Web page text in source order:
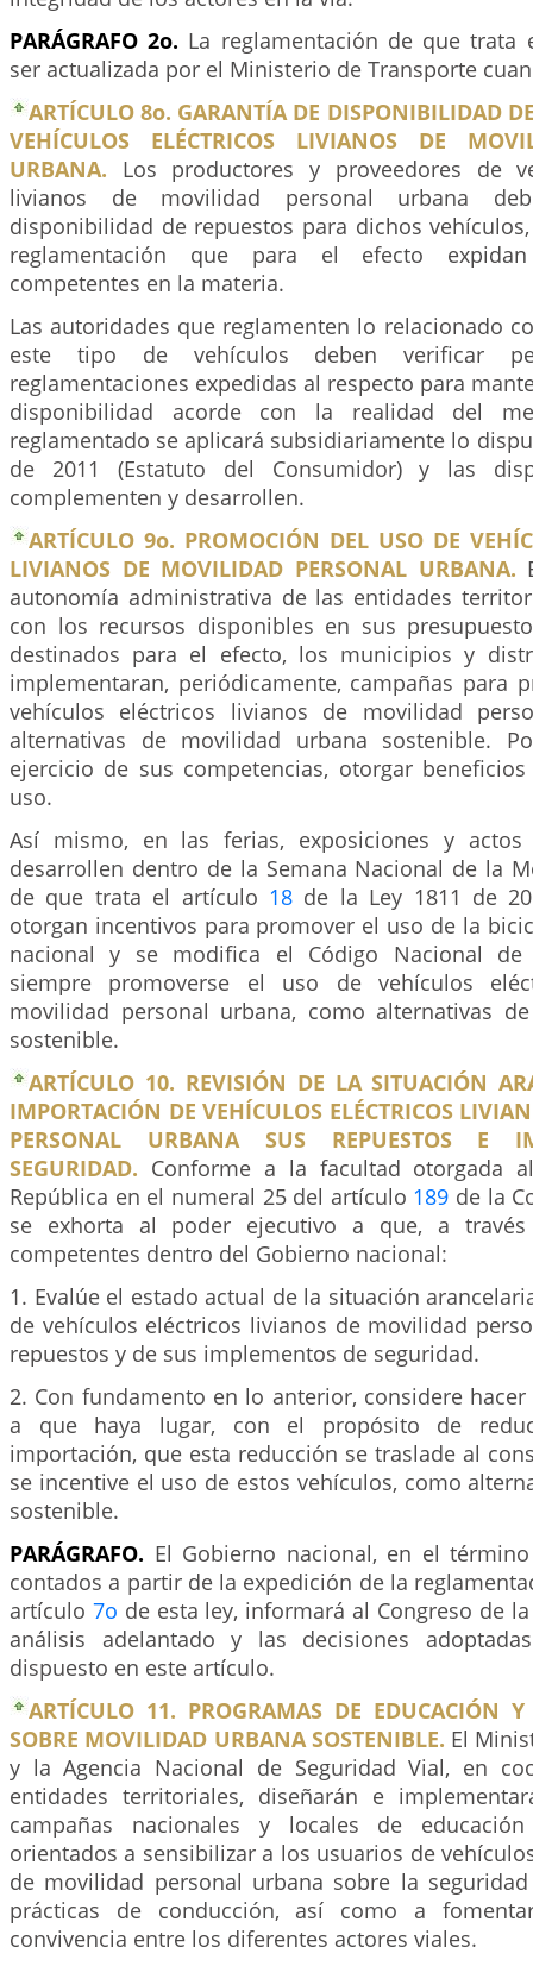
PARÁGRAFO 2o. La reglamentación de que trata
ser actualizada por el Ministerio de Transporte
ARTÍCULO 8o. GARANTÍA DE DISPONIBILIDAD
VEHÍCULOS ELÉCTRICOS LIVIANOS DE
URBANA. Los productores y proveedores de
livianos de movilidad personal urbana
disponibilidad de repuestos para dichos
reglamentación que para el efecto
competentes en la materia.
Las autoridades que reglamenten lo relacionado
este tipo de vehículos deben verificar
reglamentaciones expedidas al respecto para
disponibilidad acorde con la realidad del
reglamentado se aplicará subsidiariamente lo
de 2011 (Estatuto del Consumidor) y las
complementen y desarrollen.
ARTÍCULO 9o. PROMOCIÓN DEL USO DE
LIVIANOS DE MOVILIDAD PERSONAL URBANA.
autonomía administrativa de las entidades
con los recursos disponibles en sus
destinados para el efecto, los municipios y
implementaran, periódicamente, campañas para
vehículos eléctricos livianos de movilidad
alternativas de movilidad urbana sostenible.
ejercicio de sus competencias, otorgar
uso.
Así mismo, en las ferias, exposiciones y
desarrollen dentro de la Semana Nacional de la
de que trata el artículo 18 de la Ley 1811 de
otorgan incentivos para promover el uso de la
nacional y se modifica el Código Nacional de
siempre promoverse el uso de vehículos
movilidad personal urbana, como alternativas
sostenible.
ARTÍCULO 10. REVISIÓN DE LA SITUACIÓN
IMPORTACIÓN DE VEHÍCULOS ELÉCTRICOS
PERSONAL URBANA SUS REPUESTOS E
SEGURIDAD. Conforme a la facultad otorgada
República en el numeral 25 del artículo 189 de la
se exhorta al poder ejecutivo a que, a
competentes dentro del Gobierno nacional:
1. Evalúe el estado actual de la situación
de vehículos eléctricos livianos de movilidad
repuestos y de sus implementos de seguridad.
2. Con fundamento en lo anterior, considere
a que haya lugar, con el propósito de
importación, que esta reducción se traslade al
se incentive el uso de estos vehículos, como
sostenible.
PARÁGRAFO. El Gobierno nacional, en el
contados a partir de la expedición de la
artículo 7o de esta ley, informará al Congreso de
análisis adelantado y las decisiones
dispuesto en este artículo.
ARTÍCULO 11. PROGRAMAS DE EDUCACIÓN Y
SOBRE MOVILIDAD URBANA SOSTENIBLE. El
y la Agencia Nacional de Seguridad Vial, en
entidades territoriales, diseñarán e
campañas nacionales y locales de
orientados a sensibilizar a los usuarios de
de movilidad personal urbana sobre la
prácticas de conducción, así como a
convivencia entre los diferentes actores viales.